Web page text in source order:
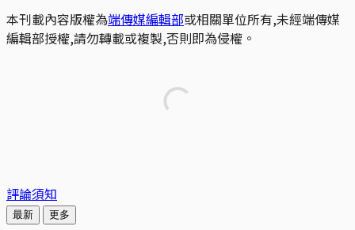
本刊載內容版權為端傳媒編輯部或相關單位所有,未經端傳媒
編輯部授權,請勿轉載或複製,否則即為侵權。
評論須知
最新 更多